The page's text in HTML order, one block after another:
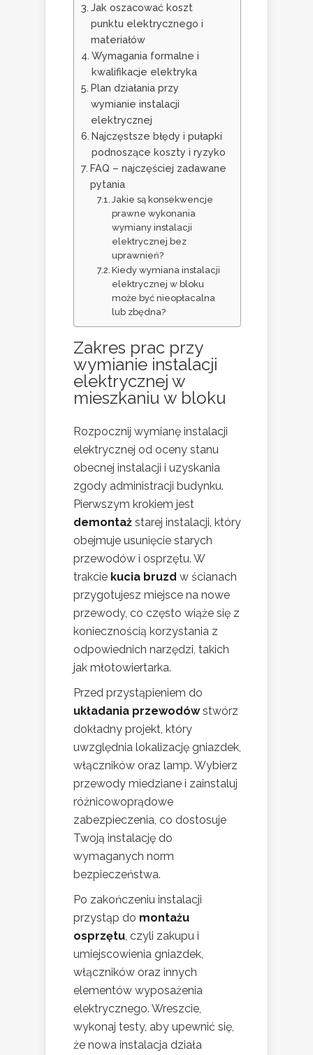
Jak oszacować koszt
punktu elektrycznego i
materiałów
Wymagania formalne i
kwalifikacje elektryka
Plan działania przy
wymianie instalacji
elektrycznej
Najczęstsze błędy i pułapki
podnoszące koszty i ryzyko
FAQ – najczęściej zadawane
pytania
Jakie są konsekwencje
prawne wykonania
wymiany instalacji
elektrycznej bez
uprawnień?
Kiedy wymiana instalacji
elektrycznej w bloku
może być nieopłacalna
lub zbędna?
Zakres prac przy
wymianie instalacji
elektrycznej w
mieszkaniu w bloku
Rozpocznij wymianę instalacji
elektrycznej od oceny stanu
obecnej instalacji i uzyskania
zgody administracji budynku.
Pierwszym krokiem jest
demontaż starej instalacji, który
obejmuje usunięcie starych
przewodów i osprzętu. W
trakcie kucia bruzd w ścianach
przygotujesz miejsce na nowe
przewody, co często wiąże się z
koniecznością korzystania z
odpowiednich narzędzi, takich
jak młotowiertarka.
Przed przystąpieniem do
układania przewodówstwórz
dokładny projekt, który
uwzględnia lokalizację gniazdek,
włączników oraz lamp. Wybierz
przewody miedziane i zainstaluj
różnicowoprądowe
zabezpieczenia, co dostosuje
Twoją instalację do
wymaganych norm
bezpieczeństwa.
Po zakończeniu instalacji
przystąp do montażu
osprzętu , czyli zakupu i
umiejscowienia gniazdek,
włączników oraz innych
elementów wyposażenia
elektrycznego. Wreszcie,
wykonaj testy, aby upewnić się,
że nowa instalacja działa